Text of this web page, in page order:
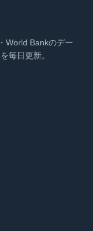
World Bankのデー
毎日更新。